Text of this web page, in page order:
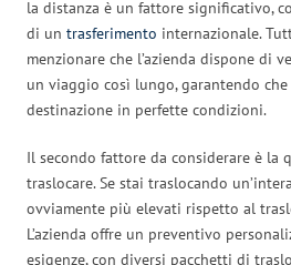
la distanza è un fattore significativo,
di un trasferimento internazionale.
menzionare che l’azienda dispone di
un viaggio così lungo, garantendo
destinazione in perfette condizioni.
Il secondo fattore da considerare è la
traslocare. Se stai traslocando
ovviamente più elevati rispetto al
L’azienda offre un preventivo
esigenze, con diversi pacchetti di